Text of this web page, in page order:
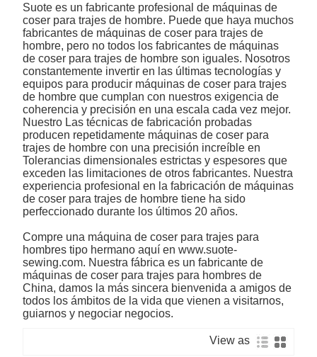
Suote es un fabricante profesional de máquinas de
coser para trajes de hombre. Puede que haya muchos
fabricantes de máquinas de coser para trajes de
hombre, pero no todos los fabricantes de máquinas
de coser para trajes de hombre son iguales. Nosotros
constantemente invertir en las últimas tecnologías y
equipos para producir máquinas de coser para trajes
de hombre que cumplan con nuestros exigencia de
coherencia y precisión en una escala cada vez mejor.
Nuestro Las técnicas de fabricación probadas
producen repetidamente máquinas de coser para
trajes de hombre con una precisión increíble en
Tolerancias dimensionales estrictas y espesores que
exceden las limitaciones de otros fabricantes. Nuestra
experiencia profesional en la fabricación de máquinas
de coser para trajes de hombre tiene ha sido
perfeccionado durante los últimos 20 años.
Compre una máquina de coser para trajes para
hombres tipo hermano aquí en www.suote-
sewing.com. Nuestra fábrica es un fabricante de
máquinas de coser para trajes para hombres de
China, damos la más sincera bienvenida a amigos de
todos los ámbitos de la vida que vienen a visitarnos,
guiarnos y negociar negocios.
View as